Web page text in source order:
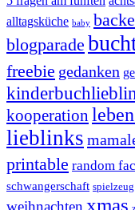
alltagsküche baby
blogparade
freebie gedanken
kooperation
lieblinks
printable random
schwangerschaft spielzeug
xmas